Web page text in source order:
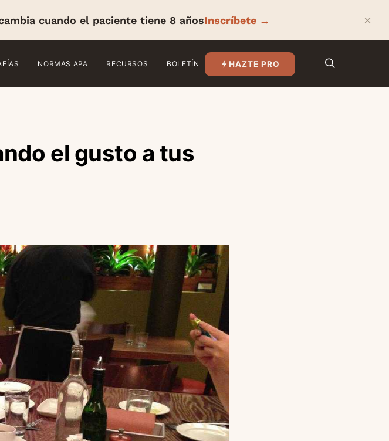
cuando el paciente tiene 8 añosInscríbete → ×
NORMAS APA RECURSOS BOLETÍN HAZTE PRO
el gusto a tus